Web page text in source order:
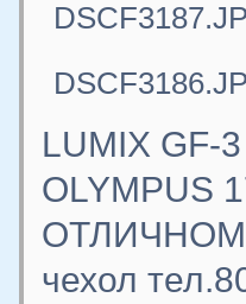
LUMIX GF-
OLYMPUS
ОТЛИЧНОМ
чехол